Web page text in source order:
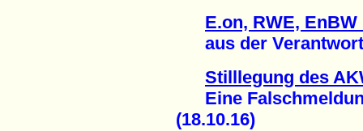
E.on, RWE,
aus der
Stilllegung des
Eine
(18.10.16)